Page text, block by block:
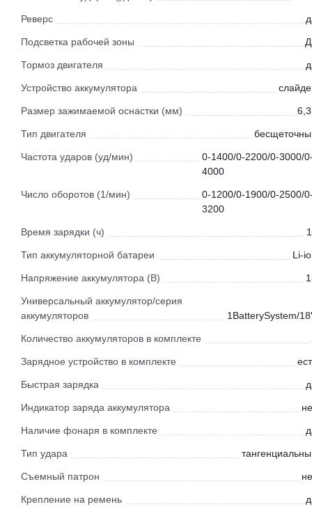
Реверс
Подсветка рабочей зоны
Тормоз двигателя
Устройство аккумулятора
Размер зажимаемой оснастки (мм)
Тип двигателя
Частота ударов (уд/мин)
0-1400/0-2200/0-3000/
4000
Число оборотов (1/мин)
0-1200/0-1900/0-2500/
3200
Время зарядки (ч)
Тип аккумуляторной батареи Li-
Напряжение аккумулятора (В)
Универсальный аккумулятор/серия
аккумуляторов
1BatterySystem/
Количество аккумуляторов в комплекте
Зарядное устройство в комплекте
Быстрая зарядка
Индикатор заряда аккумулятора
Наличие фонаря в комплекте
Тип удара
Съемный патрон
Крепление на ремень